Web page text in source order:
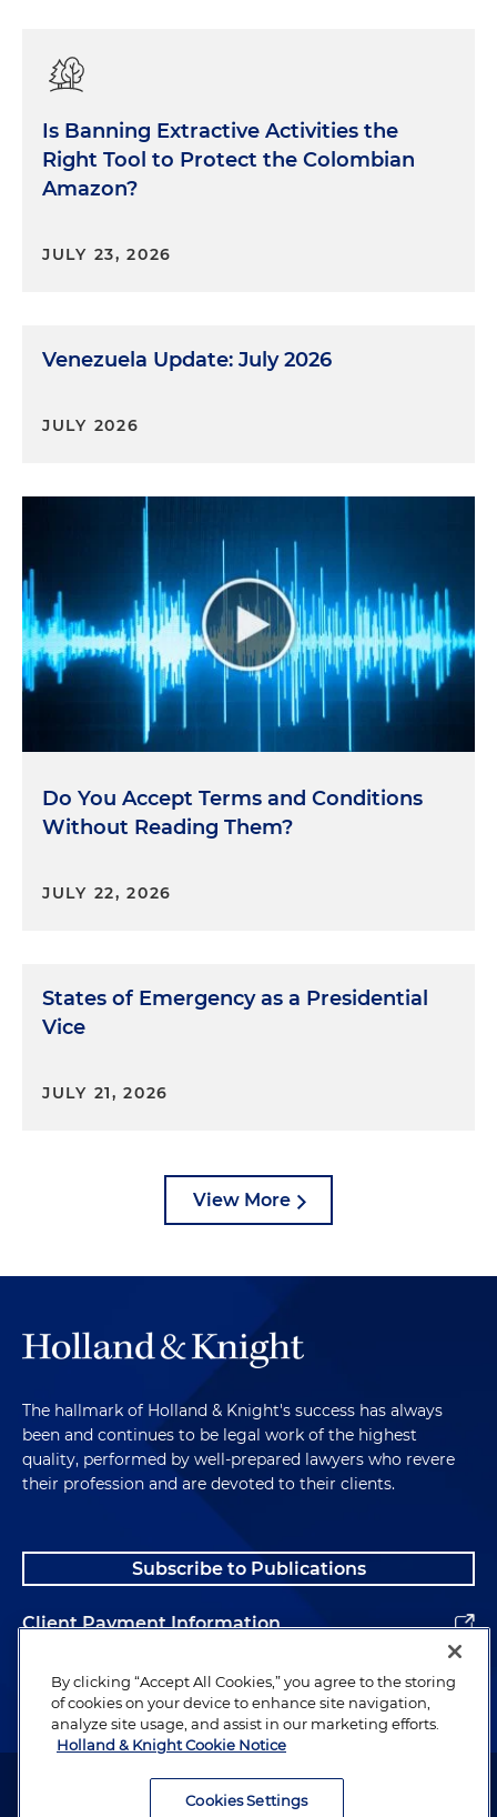
Is Banning Extractive Activities the
Right Tool to Protect the Colombian
Amazon?
JULY 23, 2026
Venezuela Update: July 2026
JULY 2026
Do You Accept Terms and Conditions
Without Reading Them?
JULY 22, 2026
States of Emergency as a Presidential
Vice
JULY 21, 2026
View More
The hallmark of Holland & Knight's success has always
been and continues to be legal work of the highest
quality, performed by well-prepared lawyers who revere
their profession and are devoted to their clients.
Subscribe to Publications
Client Payment Information
Alumni
Attorney Advertising. Copyright © 1996–2026 Holland & Knight LLP.
By clicking “Accept All Cookies,” you agree to the storing
of cookies on your device to enhance site navigation,
analyze site usage, and assist in our marketing efforts.
Holland & Knight Cookie Notice
Cookies Settings